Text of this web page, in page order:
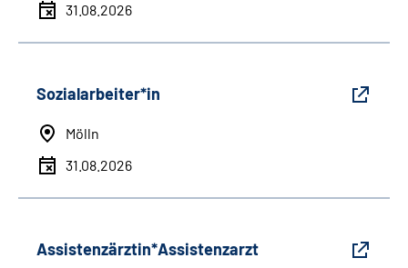
31.08.2026
Sozialarbeiter*in
Mölln
31.08.2026
Assistenzärztin*Assistenzarzt